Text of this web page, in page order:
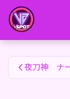
夜刀神 ナーガの
夜刀神 ナ
夜刀神 ナーガの